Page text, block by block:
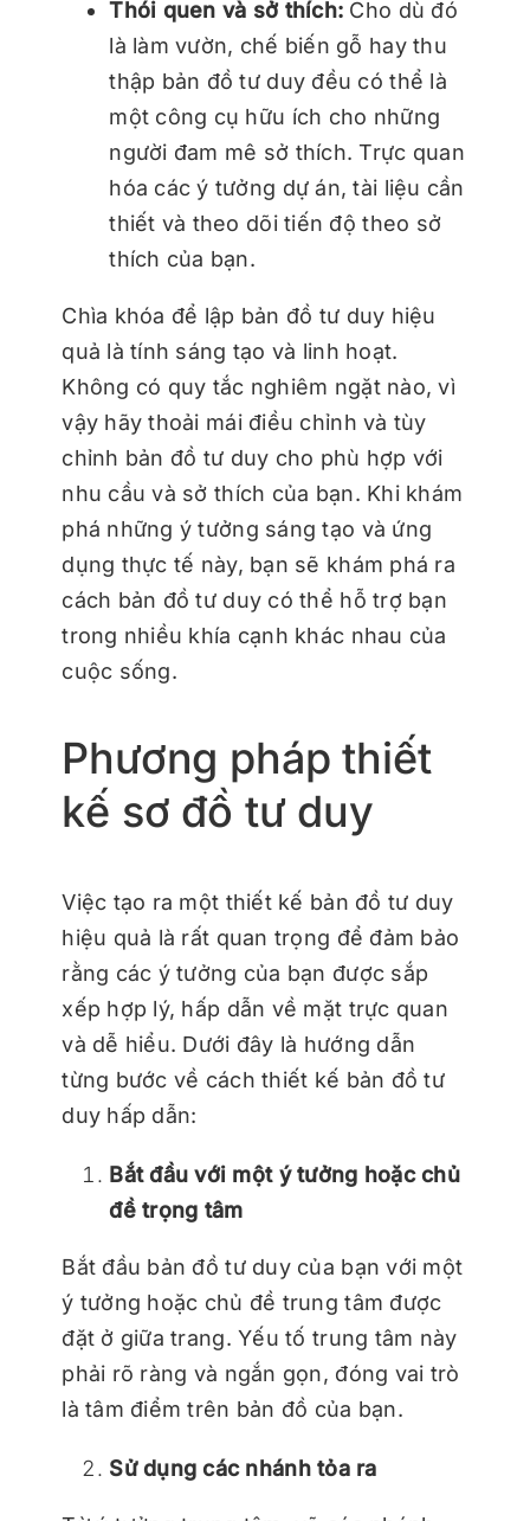
Thói quen và sở thích: Cho dù đó
là làm vườn, chế biến gỗ hay thu
thập bản đồ tư duy đều có thể là
một công cụ hữu ích cho những
người đam mê sở thích. Trực quan
hóa các ý tưởng dự án, tài liệu cần
thiết và theo dõi tiến độ theo sở
thích của bạn.
Chìa khóa để lập bản đồ tư duy hiệu
quả là tính sáng tạo và linh hoạt.
Không có quy tắc nghiêm ngặt nào, vì
vậy hãy thoải mái điều chỉnh và tùy
chỉnh bản đồ tư duy cho phù hợp với
nhu cầu và sở thích của bạn. Khi khám
phá những ý tưởng sáng tạo và ứng
dụng thực tế này, bạn sẽ khám phá ra
cách bản đồ tư duy có thể hỗ trợ bạn
trong nhiều khía cạnh khác nhau của
cuộc sống.
Phương pháp thiết
kế sơ đồ tư duy
Việc tạo ra một thiết kế bản đồ tư duy
hiệu quả là rất quan trọng để đảm bảo
rằng các ý tưởng của bạn được sắp
xếp hợp lý, hấp dẫn về mặt trực quan
và dễ hiểu. Dưới đây là hướng dẫn
từng bước về cách thiết kế bản đồ tư
duy hấp dẫn:
Bắt đầu với một ý tưởng hoặc chủ
đề trọng tâm
Bắt đầu bản đồ tư duy của bạn với một
ý tưởng hoặc chủ đề trung tâm được
đặt ở giữa trang. Yếu tố trung tâm này
phải rõ ràng và ngắn gọn, đóng vai trò
là tâm điểm trên bản đồ của bạn.
Sử dụng các nhánh tỏa ra